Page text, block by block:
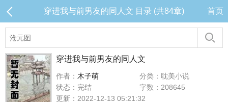
穿进我与前男友的同人文 目录 (共84章) 首页
穿进我与前男友的同人文
作者： 木子萌
分类：耽美小说
状态：完结
字数：208645
更新：2022-12-13 05:21:32